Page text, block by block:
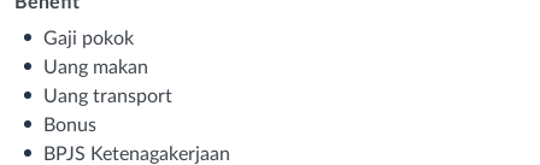
Gaji pokok
Uang makan
Uang transport
Bonus
BPJS Ketenagakerjaan